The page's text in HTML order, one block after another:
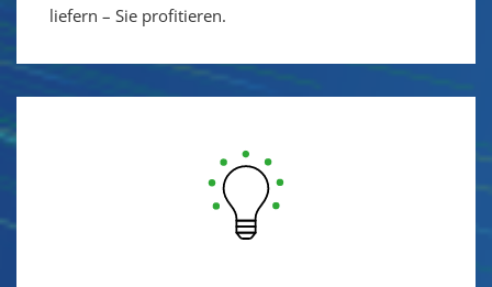
liefern – Sie profitieren.